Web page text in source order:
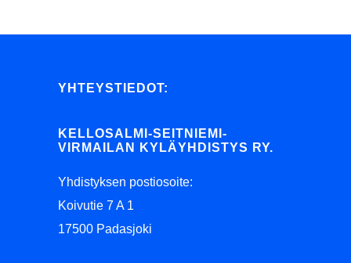
YHTEYSTIEDOT:
KELLOSALMI-SEITNIEMI-
VIRMAILAN KYLÄYHDISTYS RY.
Yhdistyksen postiosoite:
Koivutie 7 A 1
17500 Padasjoki